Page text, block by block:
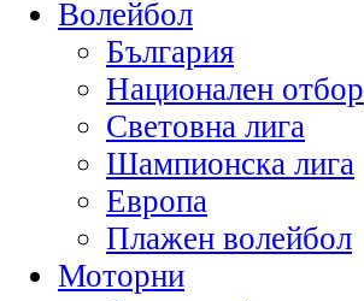
Волейбол
България
Национален отбор
Световна лига
Шампионска лига
Европа
Плажен волейбол
Моторни